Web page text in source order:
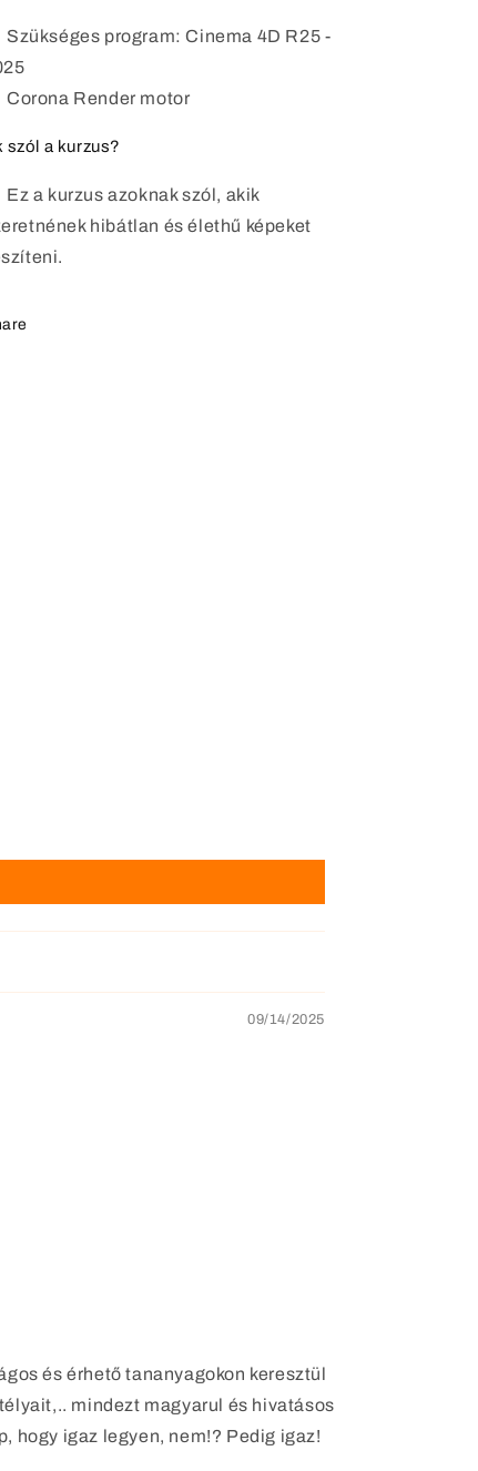
Szükséges program: Cinema 4D R25 -
Corona Render motor
szól a kurzus?
Ez a kurzus azoknak szól, akik
hibátlan és élethű képeket
09/14/2025
és érhető tananyagokon keresztül
mindezt magyarul és hivatásos
hogy igaz legyen, nem!? Pedig igaz!